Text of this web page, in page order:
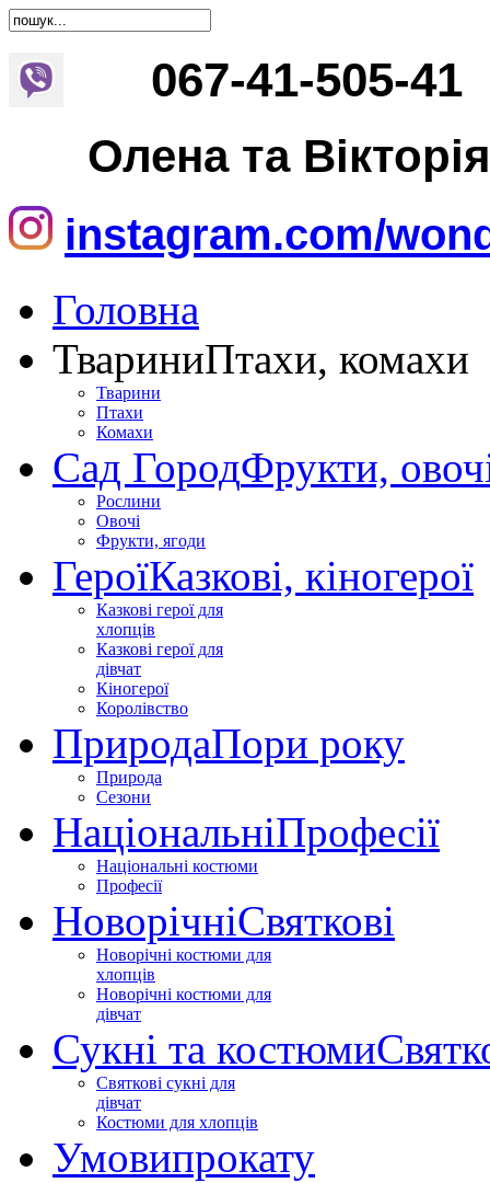
067-41-505-41
Олена та Вікторія
instagram.com/
Головна
ТвариниПтахи, комахи
Тварини
Птахи
Комахи
Сад ГородФрукти,
Рослини
Овочі
Фрукти, ягоди
ГероїКазкові, кіногерої
Казкові герої для
хлопців
Казкові герої для
дівчат
Кіногерої
Королівство
ПриродаПори року
Природа
Сезони
НаціональніПрофесії
Національні костюми
Професії
НоворічніСвяткові
Новорічні костюми для
хлопців
Новорічні костюми для
дівчат
Сукні та костюми
Святкові сукні для
дівчат
Костюми для хлопців
Умовипрокату